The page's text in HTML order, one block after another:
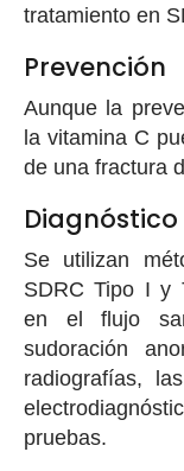
tratamiento en
Prevención
Aunque la
la vitamina C
de una fractura
Diagnóstico
Se utilizan
SDRC Tipo I y
en el flujo
sudoración
radiografías,
pruebas.